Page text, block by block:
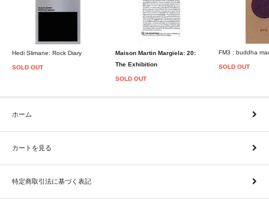
Hedi Slimane: Rock Diary
SOLD OUT
Maison Martin Margiela: 20:
The Exhibition
SOLD OUT
FM3 : buddha
SOLD OUT
ホーム
カートを見る
特定商取引法に基づく表記